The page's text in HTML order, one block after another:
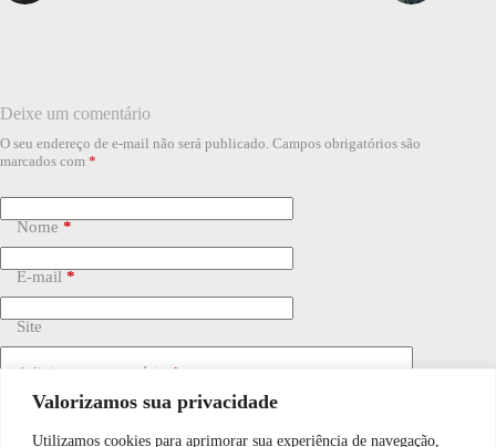
Valorizamos sua privacidade
Utilizamos cookies para aprimorar sua experiência de navegação,
Deixe um comentário
O seu endereço de e-mail não será publicado. Campos obrigatórios são
marcados com *
Nome*
E-mail*
Site
Adicionar comentário *